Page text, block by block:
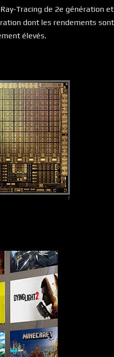
Tracing de 2e génération et
dont les rendements sont
élevés.